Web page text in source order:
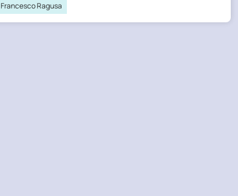
Francesco Ragusa